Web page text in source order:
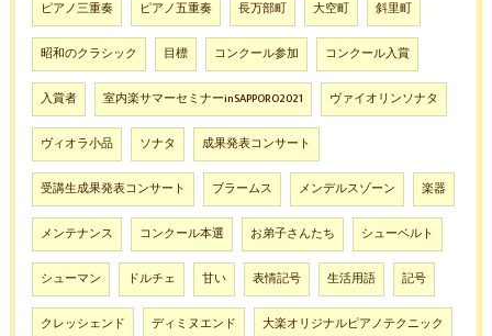
ピアノ三重奏 ピアノ五重奏 長万部町 大空町 斜里町
昭和のクラシック 目標 コンクール参加 コンクール入賞
入賞者 室内楽サマーセミナーinSAPPORO2021 ヴァイオリンソナタ
ヴィオラ小品 ソナタ 成果発表コンサート
受講生成果発表コンサート ブラームス メンデルスゾーン 楽器
メンテナンス コンクール本選 お弟子さんたち シューベルト
シューマン ドルチェ 甘い 表情記号 生活用語 記号
クレッシェンド ディミヌエンド 大楽オリジナルピアノテクニック